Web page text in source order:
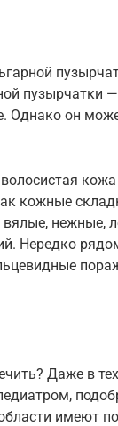
Однако он
кожные
нежные,
Нередко
Даже в
имеют